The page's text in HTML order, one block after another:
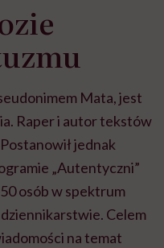
Mata, jest
Raper i autor tekstów
jednak
„Autentyczni”
osób w spektrum
Celem
na temat